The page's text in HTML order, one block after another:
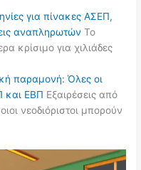
για πίνακες ΑΣΕΠ,
αναπληρωτών Το
κρίσιμο για χιλιάδες
παραμονή: Όλες οι
και ΕΒΠ Εξαιρέσεις από
νεοδιόριστοι μπορούν